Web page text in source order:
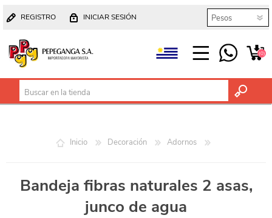
REGISTRO INICIAR SESIÓN
(0)
Inicio Decoración Adornos
Bandeja fibras naturales 2 asas,
junco de agua